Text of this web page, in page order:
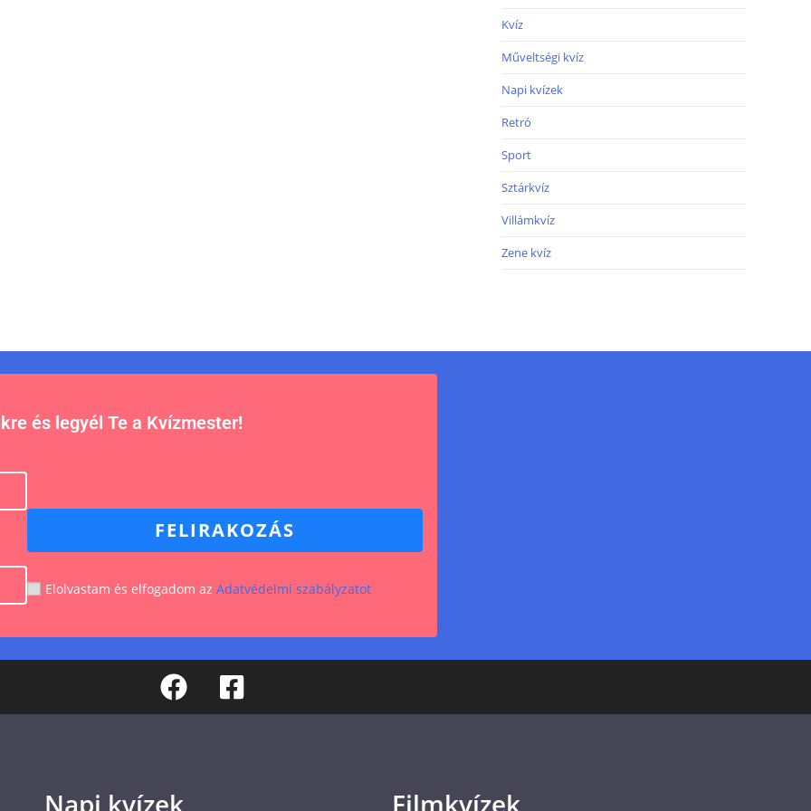
Kvíz
Műveltségi kvíz
Napi kvízek
Retró
Sport
Sztárkvíz
Villámkvíz
Zene kvíz
és legyél Te a Kvízmester!
FELIRAKOZÁS
Elolvastam és elfogadom az Adatvédelmi szabályzatot
Napi kvízek Filmkvízek